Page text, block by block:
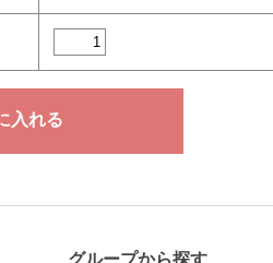
グループから探す